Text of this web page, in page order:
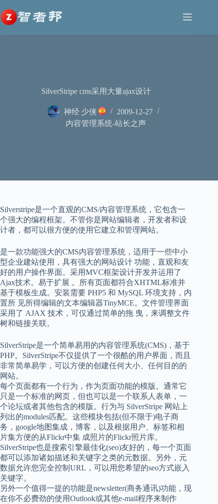
至
内
容
SilverStripe cms采用大量ajax设计
神经 少侠
2009-12-27
内容管理系统-站长之声
Silverstripe是一个直观的CMS/内容管理系统，它包含一
个强大的编程框架。不管你是网站编辑者，开发者和设
计者，都可以很方便的使用它建立和管理网站。
是一款功能强大的CMS内容管理系统，适用于一些中小
型企业建站使用，具有强大的网站设计 功能，直观和友
好的用户操作界面。采用MVC框架设计开发并运用了
Ajax技术。易于扩展 。所有页面都符合XHTML标准并
基于模板生成。安装需要 PHP5 和 MySQL 环境支持，内
置所 见所得编辑的文本编辑器TinyMCE。文件管理界面
采用了 AJAX 技术，可仅通过简单的拖 曳，来调整文件
树和链接关联。
SilverStripe是一个简单易用的内容管理系统(CMS)，基于
PHP。SilverStripe不仅提供了一个很酷的用户界面，而且
非常简单易学，可以方便的创建任何大小、任何目的的
网站。
每个页面都有一个行为，作为页面功能的模版。通常它
只是一个标准的网页，但也可以是一个联系人表单，一
个论坛或者其他包含的模版。行为与 SilverStripe 网站上
列出的modules匹配。这些模块包括(但不限于)电子商
务，google地图集成，博客，以及根据用户、标签和相
片集方便的从Flickr中集 成照片的Flickr照片库。
SilverStripe也是搜索引擎最佳化(seo)友好的，每一个页面
都可以添加诸如描述和关键字之类的元数据。另外，元
数据允许您完全控制URL，可以用您希望的seo方式嵌入
关键字。
另外一个值得一提的功能是newsletter(商务通讯)功能，现
在你不必费劲的使用Outlook或其他e-mail程序来制作